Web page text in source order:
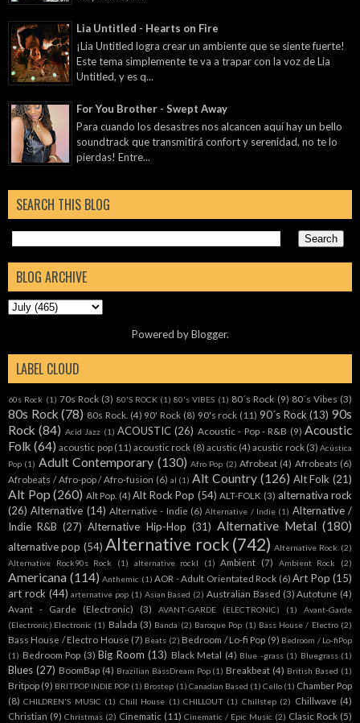
Lia Untitled - Hearts on Fire
¡Lia Untitled logra crear un ambiente que se siente fuerte!
Este tema simplemente te va a trapar con la voz de Lia
Untitled, y es q...
For You Brother - Swept Away
Para cuando los desastres nos alcancen aquí hay un bello
soundtrack que transmitirá confort y serenidad, no te lo
pierdas! Entre...
SEARCH THIS BLOG
BLOG ARCHIVE
Powered byBlogger.
LABEL CLOUD
60s Rock (1) 70s Rock (3) 80'S ROCK (1) 80's VIBES (1) 80´s Rock (9) 80´s Vibes (3)
80s Rock (78) 80s Rock. (4) 90' Rock (8) 90's rock (11) 90´s Rock (13) 90s
Rock (84) Acid Jazz (1) ACOUSTIC (26) Acoustic - Pop - R&B (9) Acoustic
Folk (64) acoustic pop (11) acoustic rock (8) acustic (4) acustic rock (3) Acústica
Pop (1) Adult Contemporary (130) Afro Pop (2) Afrobeat (4) Afrobeats (6)
Afrobeats / Afro-pop / Afro-fusion (6) al (1) Alt Country (126) Alt Folk (21)
Alt Pop (260) Alt Pop. (4) Alt Rock Pop (54) ALT-FOLK (3) alternativa rock
(26) Alternative (14) Alternative - Indie (6) Alternative / Indie (1) Alternative /
Indie R&B (27) Alternative Hip-Hop (31) Alternative Metal (180)
alternative pop (54) Alternative rock (742) Alternative Rock. (2)
Alternative Rock90s Rock
(1) alternative rockl (1) Ambient (7) Ambient Rock (2)
Americana (114) Anthemic (1) AOR - Adult Orientated Rock (6) Art Pop (15)
art rock (44) arternative pop (1) Asian Based (2) Australian Based (3) Autotune (4)
Avant - Garde (Electronic)
(3) AVANT-GARDE (ELECTRONIC) (1)
Avant-Garde
(Electronic).Electronic (1) Balada (3) Banda (2) Baroque Pop (1) Bass House / Electro (2)
Bass House / Electro House (7) Beats (2) Bedroom / Lo-fi Pop (9) Bedroom / Lo-fiPop
(1) Bedroom Pop (3) Big Room (13) Black Metal (4) Blue -grass (1) Bluegrass (1)
Blues (27) BoomBap (4) Brazilian BassDream Pop (1) Breakbeat (4) British Based (1)
Britpop (9) BRITPOP INDIE POP (1) Brostep (1) Canadian Based (1) Cello (1) Chamber Pop
(8) CHILDREN'S MUSIC (1) Chill House (1) CHILLOUT (1) Chillstep (2) Chillwave (4)
Christian (9) Christmas (2) Cinematic (11) Cinematic / Epic Music (2) Clasic Rock (5)